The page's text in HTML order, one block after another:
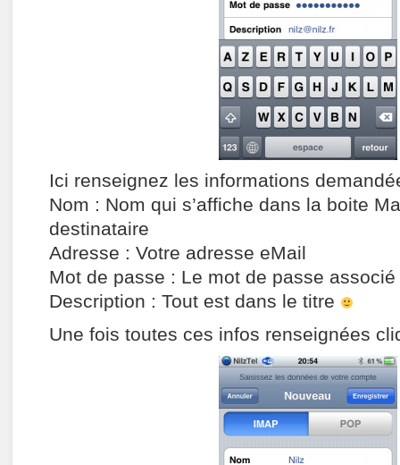
Ici renseignez les informations
Nom : Nom qui s’affiche dans la boite
destinataire
Adresse : Votre adresse eMail
Mot de passe : Le mot de passe
Description : Tout est dans le titre
Une fois toutes ces infos renseignées